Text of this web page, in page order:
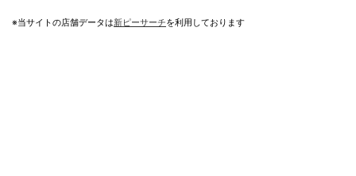
※当サイトの店舗データは新ピーサーチを利用しております